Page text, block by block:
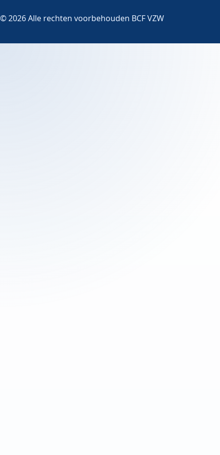
© 2026 Alle rechten voorbehouden BCF VZW